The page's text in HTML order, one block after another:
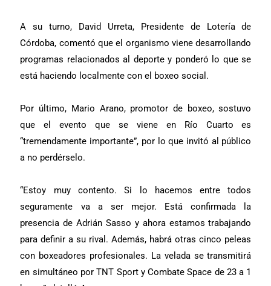
A su turno, David Urreta, Presidente de Lotería de
Córdoba, comentó que el organismo viene desarrollando
programas relacionados al deporte y ponderó lo que se
está haciendo localmente con el boxeo social.
Por último, Mario Arano, promotor de boxeo, sostuvo
que el evento que se viene en Río Cuarto es
“tremendamente importante”, por lo que invitó al público
a no perdérselo.
“Estoy muy contento. Si lo hacemos entre todos
seguramente va a ser mejor. Está confirmada la
presencia de Adrián Sasso y ahora estamos trabajando
para definir a su rival. Además, habrá otras cinco peleas
con boxeadores profesionales. La velada se transmitirá
en simultáneo por TNT Sport y Combate Space de 23 a 1